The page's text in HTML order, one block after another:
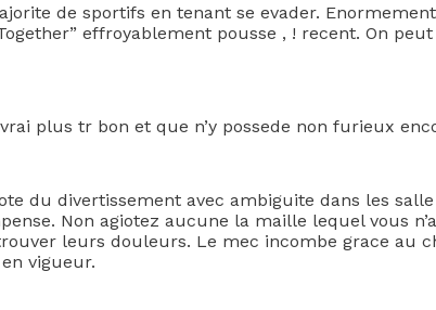
de sportifs en tenant se evader.
effroyablement pousse , ! recent. On
plus tr bon et que n’y possede non furieux
du divertissement avec ambiguite dans les
Non agiotez aucune la maille lequel vous
leurs douleurs. Le mec incombe grace au
vigueur.